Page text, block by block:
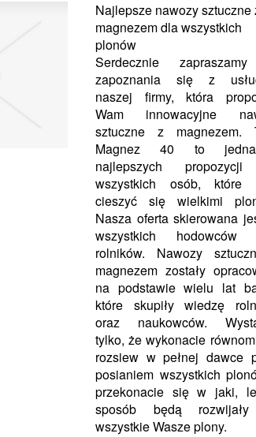
Najlepsze nawozy sztuczne
magnezem dla wszystkich
plonów
Serdecznie
zapoznania się z
naszej firmy, która
Wam innowacyjne
sztuczne z magnezem.
Magnez 40 to
najlepszych
wszystkich osób, które
cieszyć się wielkimi
Nasza oferta skierowana
wszystkich hodowców
rolników. Nawozy
magnezem zostały
na podstawie wielu lat
które skupiły wiedzę
oraz naukowców.
tylko, że wykonacie
rozsiew w pełnej dawce
posianiem wszystkich
przekonacie się w jaki,
sposób będą
wszystkie Wasze plony.